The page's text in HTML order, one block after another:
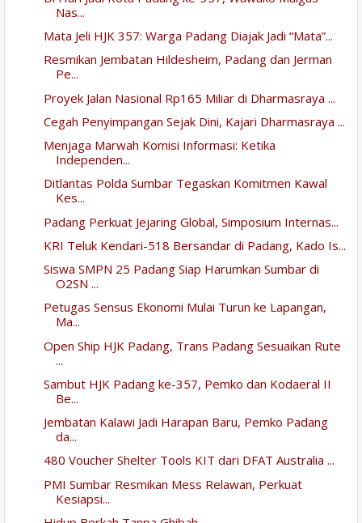
Nas...
Mata Jeli HJK 357: Warga Padang Diajak Jadi “Mata”...
Resmikan Jembatan Hildesheim, Padang dan Jerman
Pe...
Proyek Jalan Nasional Rp165 Miliar di Dharmasraya ...
Cegah Penyimpangan Sejak Dini, Kajari Dharmasraya ...
Menjaga Marwah Komisi Informasi: Ketika
Independen...
Ditlantas Polda Sumbar Tegaskan Komitmen Kawal
Kes...
Padang Perkuat Jejaring Global, Simposium Internas...
KRI Teluk Kendari-518 Bersandar di Padang, Kado Is...
Siswa SMPN 25 Padang Siap Harumkan Sumbar di
O2SN ...
Petugas Sensus Ekonomi Mulai Turun ke Lapangan,
Ma...
Open Ship HJK Padang, Trans Padang Sesuaikan Rute
...
Sambut HJK Padang ke-357, Pemko dan Kodaeral II
Be...
Jembatan Kalawi Jadi Harapan Baru, Pemko Padang
da...
480 Voucher Shelter Tools KIT dari DFAT Australia ...
PMI Sumbar Resmikan Mess Relawan, Perkuat
Kesiapsi...